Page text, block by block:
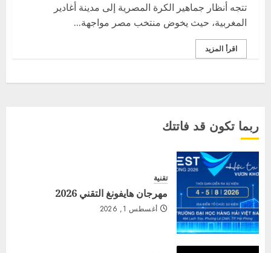
تتجه أنظار جماهير الكرة المصرية إلى مدينة أغادير
المغربية، حيث يخوض منتخب مصر مواجهة...
اقرأ المزيد
ربما تكون قد فاتتك
تقنية
مهرجان هايفونغ التقني 2026
أغسطس 1, 2026